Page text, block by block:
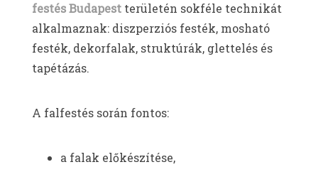
festés Budapest területén sokféle technikát
alkalmaznak: diszperziós festék, mosható
festék, dekorfalak, struktúrák, glettelés és
tapétázás.
A falfestés során fontos:
a falak előkészítése,